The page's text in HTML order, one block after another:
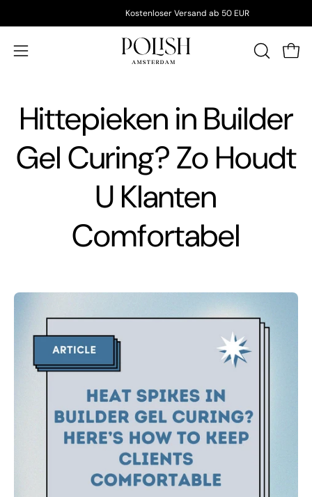
überspringen
Kostenloser Versand ab 50 EUR
Navigationsmenü
Hittepieken in Builder
Gel Curing? Zo Houdt
U Klanten
Comfortabel